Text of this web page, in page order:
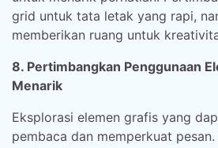
grid untuk tata letak yang rapi,
memberikan ruang untuk
8. Pertimbangkan Penggunaan
Menarik
Eksplorasi elemen grafis yang
pembaca dan memperkuat